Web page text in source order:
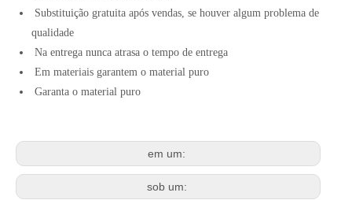
Substituição gratuita após vendas, se houver algum problema de
qualidade
Na entrega nunca atrasa o tempo de entrega
Em materiais garantem o material puro
Garanta o material puro
em um:
sob um: